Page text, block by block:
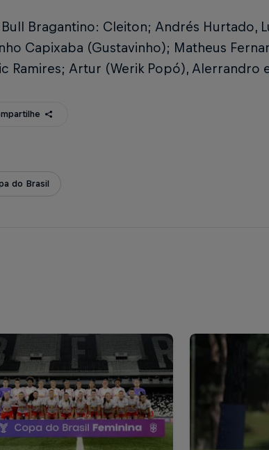
Bull Bragantino: Cleiton; Andrés Hurtado,
Capixaba (Gustavinho); Matheus
Ramires; Artur (Werik Popó), Alerrandro
do Brasil